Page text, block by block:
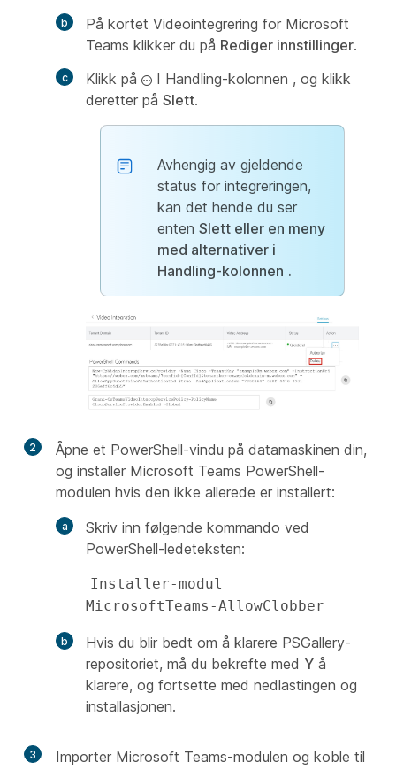
På kortet Videointegrering for Microsoft
Teams klikker du på Rediger innstillinger.
Klikk på
I Handling-kolonnen , og klikk
deretter på Slett.
Avhengig av gjeldende
status for integreringen,
kan det hende du ser
enten Slett eller en meny
med alternativer i
Handling-kolonnen .
2
Åpne et PowerShell-vindu på datamaskinen din,
og installer Microsoft Teams PowerShell-
modulen hvis den ikke allerede er installert:
Skriv inn følgende kommando ved
PowerShell-ledeteksten:
Installer-modul
MicrosoftTeams-AllowClobber
Hvis du blir bedt om å klarere PSGallery-
repositoriet, må du bekrefte med Y å
klarere, og fortsette med nedlastingen og
installasjonen.
3
Importer Microsoft Teams-modulen og koble til